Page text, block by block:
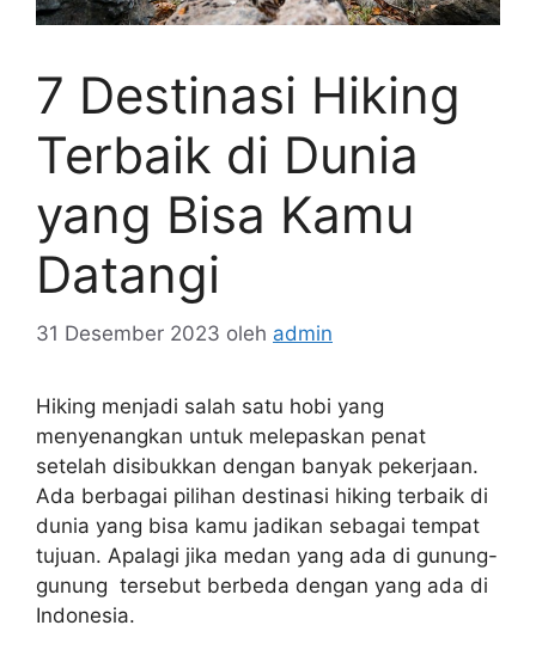
7 Destinasi Hiking
Terbaik di Dunia
yang Bisa Kamu
Datangi
31 Desember 2023 oleh admin
Hiking menjadi salah satu hobi yang
menyenangkan untuk melepaskan penat
setelah disibukkan dengan banyak pekerjaan.
Ada berbagai pilihan destinasi hiking terbaik di
dunia yang bisa kamu jadikan sebagai tempat
tujuan. Apalagi jika medan yang ada di gunung-
gunung tersebut berbeda dengan yang ada di
Indonesia.